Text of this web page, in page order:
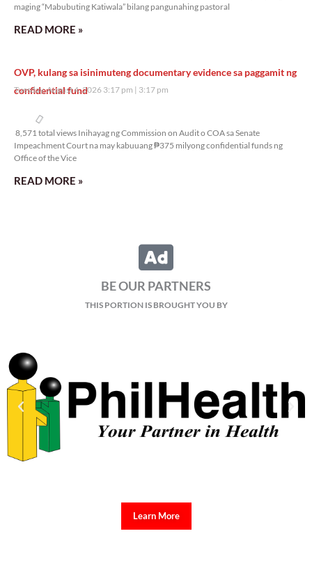
maging “Mabubuting Katiwala” bilang pangunahing pastoral
READ MORE »
OVP, kulang sa isinimuteng documentary evidence sa paggamit ng
confidential fund
Tuesday, August 4, 2026 3:17 pm 3:17 pm
8,571 total views
8,571 total views Inihayag ng Commission on Audit o COA sa Senate
Impeachment Court na may kabuuang ₱375 milyong confidential funds ng
Office of the Vice
READ MORE »
BE OUR PARTNERS
THIS PORTION IS BROUGHT YOU BY
Learn More